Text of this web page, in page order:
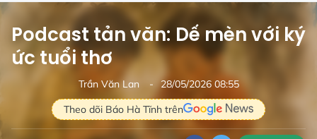
Podcast tản văn: Dế mèn với ký
ức tuổi thơ
Trần Văn Lan
28/05/2026 08:55
Theo dõi Báo Hà Tĩnh trên